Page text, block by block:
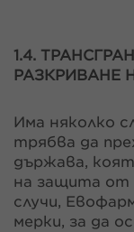
1.4.
РАЗКРИВАНЕ
Има няколко
трябва да
държава,
на защита от
случи,
мерки, за да